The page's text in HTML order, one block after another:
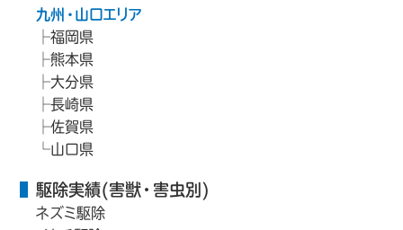
九州・山口エリア
福岡県
熊本県
大分県
長崎県
佐賀県
山口県
駆除実績(害獣・害虫別)
ネズミ駆除